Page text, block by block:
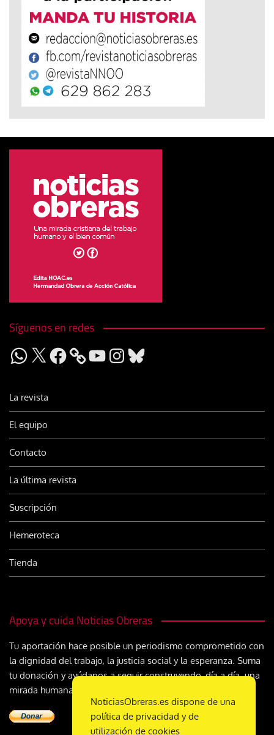
Síguenos en redes
WhatsApp
X Facebook YouTubeInstagram
Bluesky
La revista
El equipo
Contacto
La última revista
Suscripción
Hemeroteca
Tienda
Apoya y cuida Noticias Obreras
Tu aportación hace posible un periodismo comprometido con
la dignidad del trabajo, la justicia social y la esperanza. Suma
tu donación y ayúdanos a seguir construyendo, día a día, una
mirada humana y cristiana sobre el mundo del trabajo
NoticiasObreras.es dispone de una
política de privacidad y de
utilización de cookies